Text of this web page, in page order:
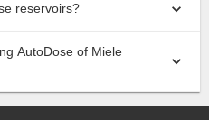
reservoirs?
AutoDose of Miele